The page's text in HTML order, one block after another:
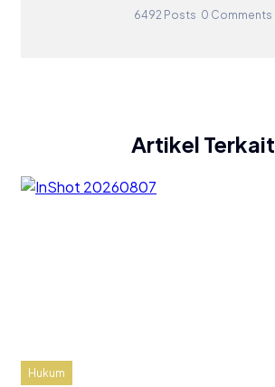
6492 Posts 0 Comments
Artikel Terkait
Hukum